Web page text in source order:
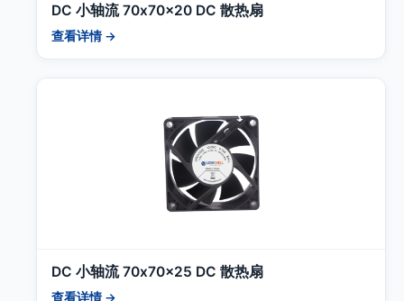
DC 小轴流 70x70x20 DC 散热扇
查看详情 →
DC 小轴流 70x70x25 DC 散热扇
查看详情 →